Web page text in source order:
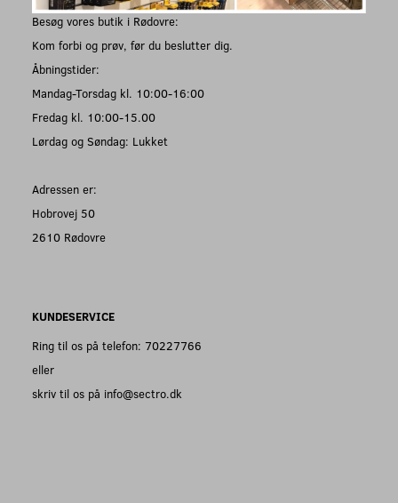
Besøg vores butik i Rødovre:
Kom forbi og prøv, før du beslutter dig.
Åbningstider:
Mandag-Torsdag kl. 10:00-16:00
Fredag kl. 10:00-15.00
Lørdag og Søndag: Lukket
Adressen er:
Hobrovej 50
2610 Rødovre
KUNDESERVICE
Ring til os på telefon: 70227766
eller
skriv til os på info@sectro.dk